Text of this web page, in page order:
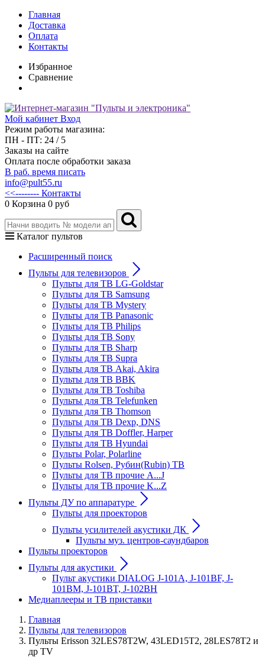
Главная
Доставка
Оплата
Контакты
Избранное
Сравнение
Мой кабинет Вход
Режим работы магазина:
ПН - ПТ: 24 / 5
Заказы на сайте
Оплата после обработки заказа
В раб. время писать
info@pult55.ru
<<-------- Контакты
0 Корзина 0 руб
Каталог пультов
Расширенный поиск
Пульты для телевизоров
Пульты для ТВ LG-Goldstar
Пульты для ТВ Samsung
Пульты для ТВ Mystery
Пульты для ТВ Panasonic
Пульты для ТВ Philips
Пульты для ТВ Sony
Пульты для ТВ Sharp
Пульты для ТВ Supra
Пульты для ТВ Akai, Akira
Пульты для ТВ BBK
Пульты для ТВ Toshiba
Пульты для ТВ Telefunken
Пульты для ТВ Thomson
Пульты для ТВ Dexp, DNS
Пульты для ТВ Doffler, Harper
Пульты для ТВ Hyundai
Пульты Polar, Polarline
Пульты Rolsen, Рубин(Rubin) ТВ
Пульты для ТВ прочие A...J
Пульты для ТВ прочие K...Z
Пульты ДУ по аппаратуре
Пульты для проекторов
Пульты усилителей акустики ДК
Пульты муз. центров-саундбаров
Пульты проекторов
Пульты для акустики
Пульт акустики DIALOG J-101A, J-101BF, J-
101BM, J-101BT, J-102BH
Медиаплееры и ТВ приставки
Главная
Пульты для телевизоров
Пульты Erisson 32LES78T2W, 43LED15T2, 28LES78T2 и
др TV